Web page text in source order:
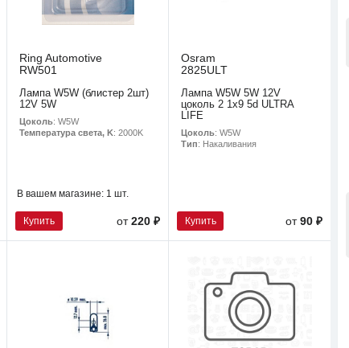
Ring Automotive
RW501
Лампа W5W (блистер 2шт)
12V 5W
Цоколь: W5W
Температура света, K: 2000K
В вашем магазине: 1 шт.
Купить от220 ₽
Osram
2825ULT
Лампа W5W 5W 12V
цоколь 2 1x9 5d ULTRA
LIFE
Цоколь: W5W
Тип: Накаливания
Купить от 90 ₽